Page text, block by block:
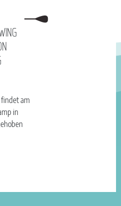
findet am
in